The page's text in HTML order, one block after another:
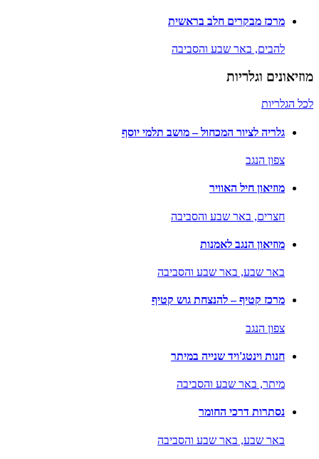
מרכז מבקרים חלב בראשית
להבים, באר שבע והסביבה
מוזיאונים וגלריות
לכל הגלריות
גלריה לציור המכחול – מושב תלמי יוסף
צפון הנגב
מוזיאון חיל האוויר
חצרים, באר שבע והסביבה
מוזיאון הנגב לאמנות
באר שבע, באר שבע והסביבה
מרכז קטיף – להנצחת גוש קטיף
צפון הנגב
חנות וינטג'ויד שנייה במיתר
מיתר, באר שבע והסביבה
נסתרות דרכי החומר
באר שבע, באר שבע והסביבה